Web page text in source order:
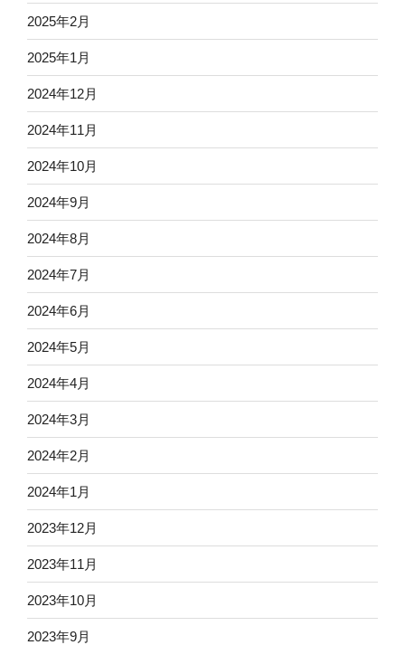
2025年2月
2025年1月
2024年12月
2024年11月
2024年10月
2024年9月
2024年8月
2024年7月
2024年6月
2024年5月
2024年4月
2024年3月
2024年2月
2024年1月
2023年12月
2023年11月
2023年10月
2023年9月